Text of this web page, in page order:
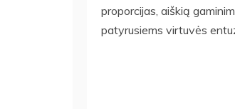
proporcijas, aiškią
patyrusiems virtuvės